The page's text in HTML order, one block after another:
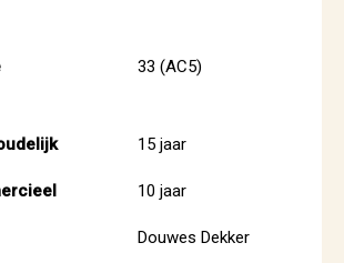
33 (AC5)
15 jaar
10 jaar
Douwes Dekker